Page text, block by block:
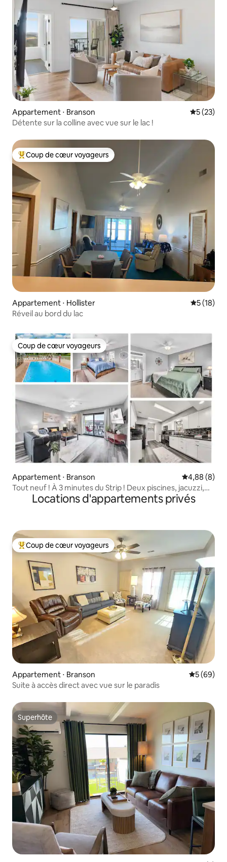
Appartement ⋅ Branson
5 (23)
Détente sur la colline avec vue sur le lac !
Coups de cœur voyageurs les plus appréciés
Coup de cœur voyageurs
Appartement ⋅ Hollister
5 (18)
Réveil au bord du lac
Coup de cœur voyageurs
Coup de cœur voyageurs
Appartement ⋅ Branson Évaluation
4,88 (8)
Tout neuf ! À 3 minutes du Strip ! Deux piscines, jacuzzi,
saunaLocations d'appartements privés
Coups de cœur voyageurs les plus appréciés
Coup de cœur voyageurs
Appartement ⋅ Branson
5 (69)
Suite à accès direct avec vue sur le paradis
Superhôte
Superhôte